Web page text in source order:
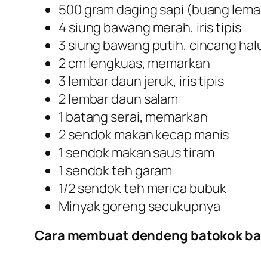
500 gram daging sapi (buang
4 siung bawang merah, iris tipis
3 siung bawang putih, cincang
2 cm lengkuas, memarkan
3 lembar daun jeruk, iris tipis
2 lembar daun salam
1 batang serai, memarkan
2 sendok makan kecap manis
1 sendok makan saus tiram
1 sendok teh garam
1/2 sendok teh merica bubuk
Minyak goreng secukupnya
Cara membuat dendeng batokok